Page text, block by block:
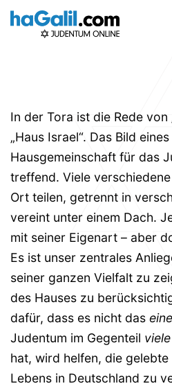
Zum
Inhalt
In der Tora ist die Rede von
„Haus Israel“. Das Bild
Hausgemeinschaft für das
treffend. Viele
Ort teilen, getrennt in
vereint unter einem Dach.
mit seiner Eigenart – aber
Es ist unser zentrales
seiner ganzen Vielfalt zu
des Hauses zu
dafür, dass es nicht das eine
Judentum im Gegenteil
hat, wird helfen, die gelebte
Lebens in Deutschland zu